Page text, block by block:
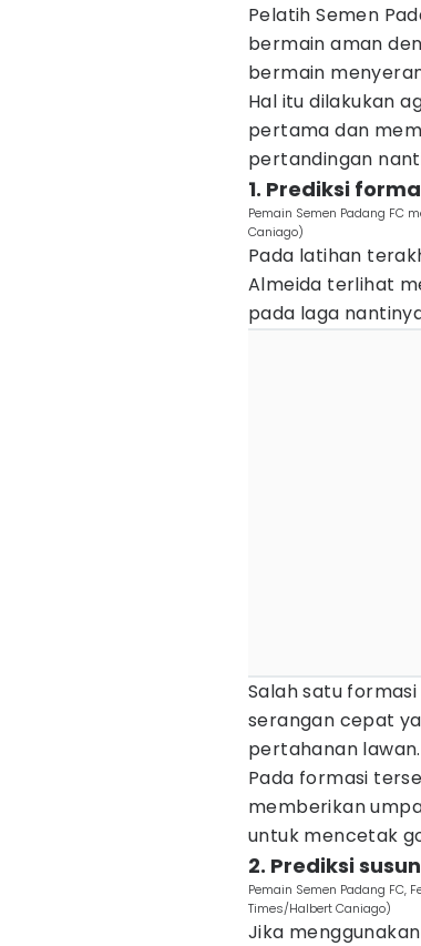
Pelatih Semen
bermain aman
bermain
Hal itu dilakukan
pertama dan
pertandingan
1. Prediksi
Pemain Semen Padang FC
Caniago)
Pada latihan
Almeida terlihat
pada laga
Salah satu
serangan cepat
pertahanan lawan.
Pada formasi
memberikan
untuk mencetak
2. Prediksi
Pemain Semen Padang FC,
Times/Halbert Caniago)
Jika